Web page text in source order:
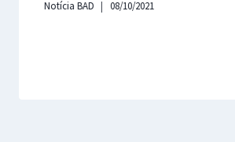
Notícia BAD 08/10/2021